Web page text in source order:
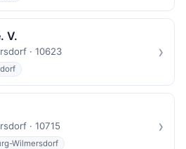
V.
· 10623 ›
· 10715
Wilmersdorf
›